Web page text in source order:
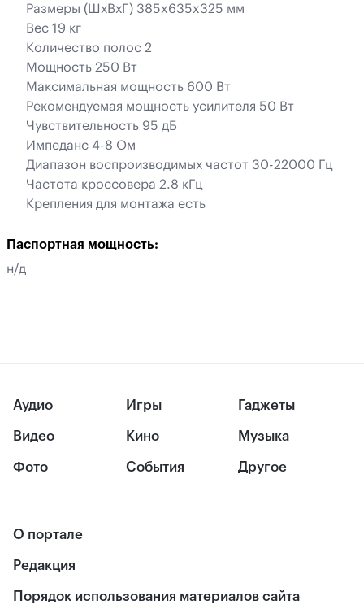
Размеры (ШхВхГ) 385x635x325 мм
Вес 19 кг
Количество полос 2
Мощность 250 Вт
Максимальная мощность 600 Вт
Рекомендуемая мощность усилителя 50 Вт
Чувствительность 95 дБ
Импеданс 4-8 Ом
Диапазон воспроизводимых частот 30-22000 Гц
Частота кроссовера 2.8 кГц
Крепления для монтажа есть
Паспортная мощность:
н/д
Аудио
Видео
Фото
Игры
Кино
События
Гаджеты
Музыка
Другое
О портале
Редакция
Порядок использования материалов сайта